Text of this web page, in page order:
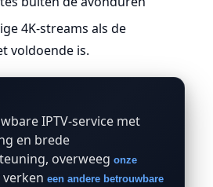
4K-streams als de
voldoende is.
IPTV-service met
en brede
overweeg onze
verken een andere betrouwbare